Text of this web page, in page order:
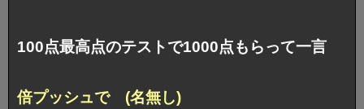
100点最高点のテストで1000点もらって一言
倍プッシュで (名無し)